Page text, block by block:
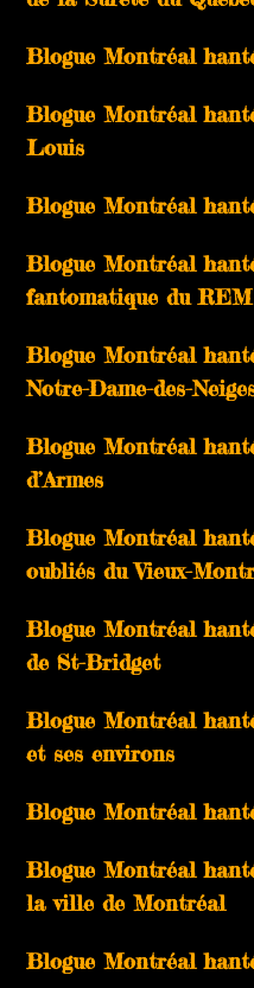
Blogue Montréal
Blogue Montréal
Louis
Blogue Montréal
Blogue Montréal
fantomatique du
Blogue Montréal
Notre-Dame-des-
Blogue Montréal
d’Armes
Blogue Montréal
oubliés du Vieux-
Blogue Montréal
de St-Bridget
Blogue Montréal
et ses environs
Blogue Montréal
Blogue Montréal
la ville de Montréal
Blogue Montréal